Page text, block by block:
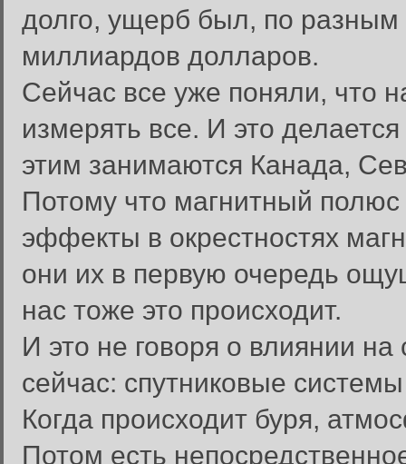
долго, ущерб был, по разным
миллиардов долларов.
Сейчас все уже поняли, что
измерять все. И это
этим занимаются Канада,
Потому что магнитный
эффекты в окрестностях
они их в первую очередь
нас тоже это происходит.
И это не говоря о влиянии
сейчас: спутниковые
Когда происходит буря,
Потом есть